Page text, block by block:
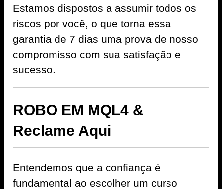
Estamos dispostos a assumir todos os
riscos por você, o que torna essa
garantia de 7 dias uma prova de nosso
compromisso com sua satisfação e
sucesso.
ROBO EM MQL4 &
Reclame Aqui
Entendemos que a confiança é
fundamental ao escolher um curso